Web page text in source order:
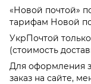
«Новой почтой»
тарифам Новой
УкрПочтой
(стоимость
Для оформления
заказ на сайте,